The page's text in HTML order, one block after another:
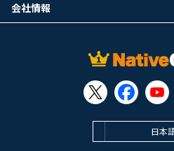
日本
会社情報